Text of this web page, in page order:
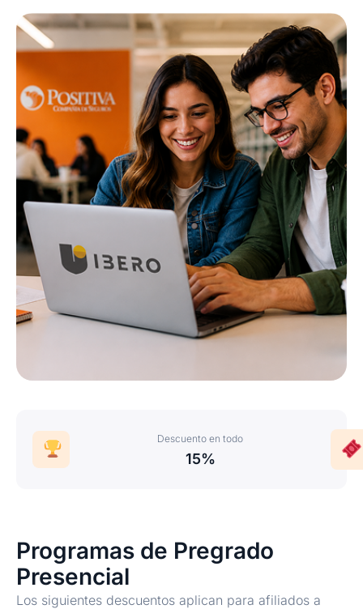
Descuento en todo
15%
Programas de Pregrado
Presencial
Los siguientes descuentos aplican para afiliados a